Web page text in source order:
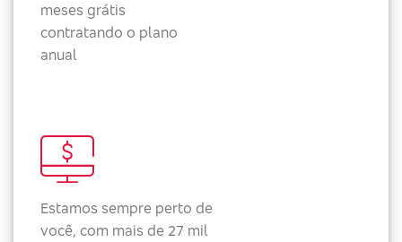
meses grátis
contratando o plano
anual
Estamos sempre perto de
você, com mais de 27 mil